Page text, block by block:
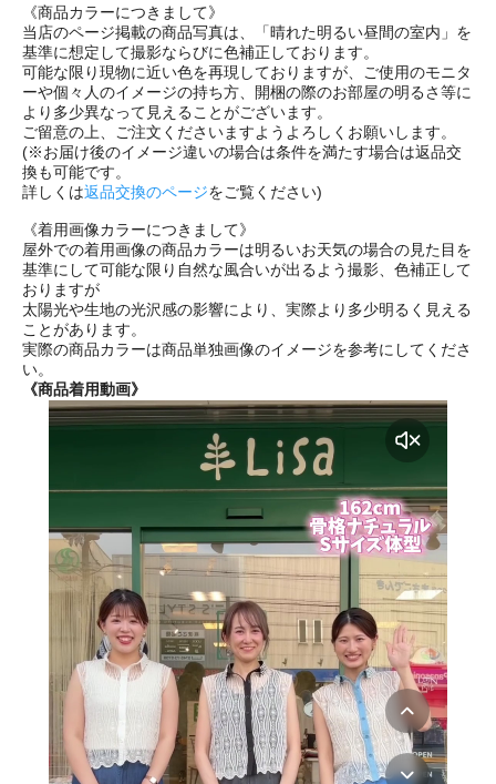
《商品カラーにつきまして》
当店のページ掲載の商品写真は、「晴れた明るい昼間の室内」を
基準に想定して撮影ならびに色補正しております。
可能な限り現物に近い色を再現しておりますが、ご使用のモニタ
ーや個々人のイメージの持ち方、開梱の際のお部屋の明るさ等に
より多少異なって見えることがございます。
ご留意の上、ご注文くださいますようよろしくお願いします。
(※お届け後のイメージ違いの場合は条件を満たす場合は返品交
換も可能です。
詳しくは返品交換のページをご覧ください)
《着用画像カラーにつきまして》
屋外での着用画像の商品カラーは明るいお天気の場合の見た目を
基準にして可能な限り自然な風合いが出るよう撮影、色補正して
おりますが
太陽光や生地の光沢感の影響により、実際より多少明るく見える
ことがあります。
実際の商品カラーは商品単独画像のイメージを参考にしてくださ
い。
《商品着用動画》